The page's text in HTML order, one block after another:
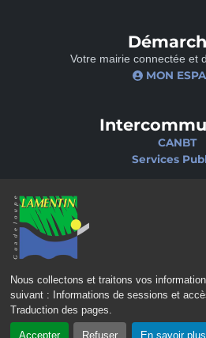
Nous collectons et traitons vos
suivant :
Informations de sessions et
Traduction des pages
Accepter Refuser En savoir plus
Votre mairie connectée et
MON
CANBT
Services
Ciné-